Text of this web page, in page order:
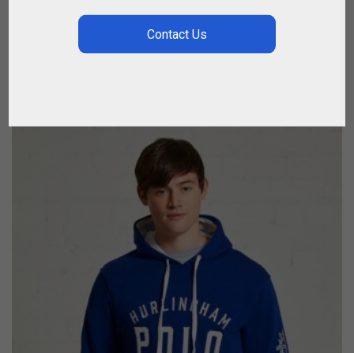
ALEGRIA POLO TEAM / HURLINGHAM POLO PARA EL JUGADOR
PROTECCIONES Y SEGURIDAD